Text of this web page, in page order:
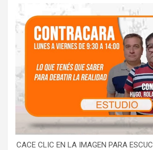
CACE CLIC EN LA IMAGEN PARA